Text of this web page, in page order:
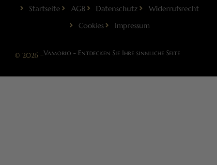
Startseite AGB Datenschutz
Widerrufsrecht
Cookies
Impressum
© 2026 –Vamorio - Entdecken Sie Ihre sinnliche Seite